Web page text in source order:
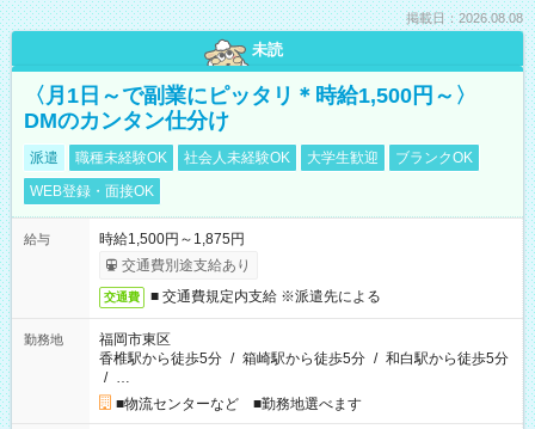
掲載日：2026.08.08
未読
〈月1日～で副業にピッタリ＊時給1,500円～〉
DMのカンタン仕分け
派遣 職種未経験OK 社会人未経験OK 大学生歓迎
ブランクOK
WEB登録・面接OK
給与
時給1,500円～1,875円
交通費別途支給あり
交通費 ■ 交通費規定内支給 ※派遣先による
勤務地
福岡市東区
香椎駅から徒歩5分 / 箱崎駅から徒歩5分 / 和白駅から徒歩5分
/ …
■物流センターなど ■勤務地選べます